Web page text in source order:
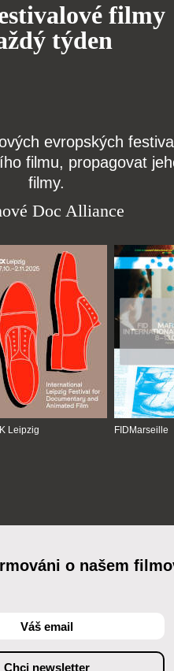
filmy
týden
evropských
filmu, propagovat
filmy.
Doc Alliance
Leipzig FIDMarseille
o našem